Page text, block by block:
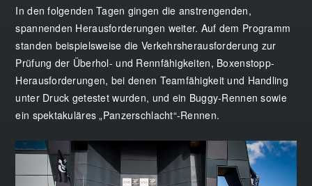
In den folgenden Tagen gingen die anstrengenden,
spannenden Herausforderungen weiter. Auf dem Programm
standen beispielsweise die Verkehrsherausforderung zur
Prüfung der Überhol- und Rennfähigkeiten, Boxenstopp-
Herausforderungen, bei denen Teamfähigkeit und Handling
unter Druck getestet wurden, und ein Buggy-Rennen sowie
ein spektakuläres „Panzerschlacht“-Rennen.